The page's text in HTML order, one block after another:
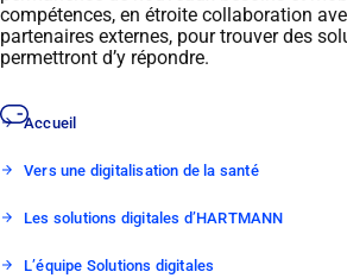
compétences, en étroite collaboration
partenaires externes, pour trouver des
permettront d’y répondre.
Accueil
Vers une digitalisation de la santé
Les solutions digitales d’HARTMANN
L’équipe Solutions digitales